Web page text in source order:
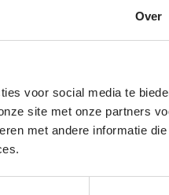
Over
voor social media te
site met onze partners
met andere informatie